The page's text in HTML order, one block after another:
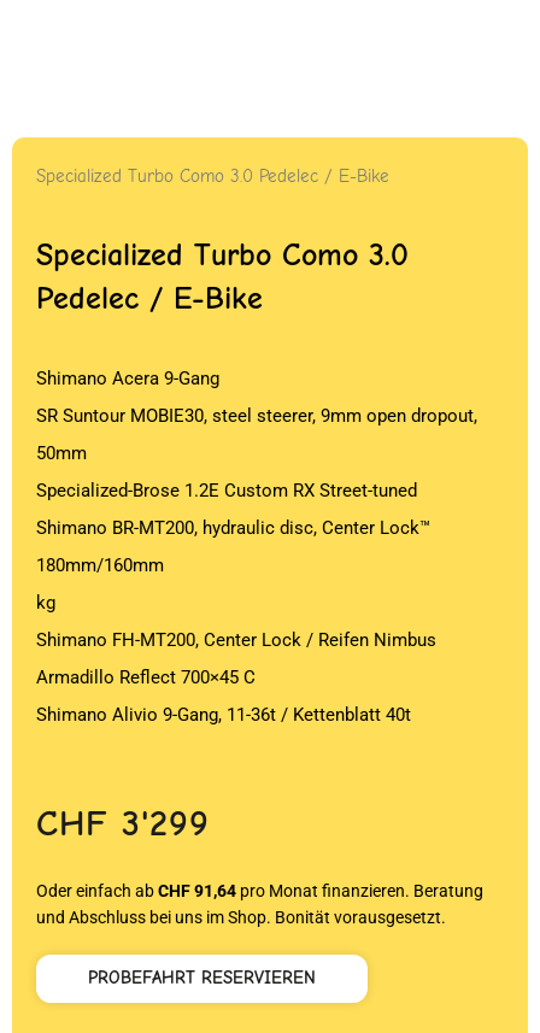
Specialized Turbo Como 3.0 Pedelec / E-Bike
Specialized Turbo Como 3.0
Pedelec / E-Bike
Shimano Acera 9-Gang
SR Suntour MOBIE30, steel steerer, 9mm open dropout,
50mm
Specialized-Brose 1.2E Custom RX Street-tuned
Shimano BR-MT200, hydraulic disc, Center Lock™
180mm/160mm
kg
Shimano FH-MT200, Center Lock / Reifen Nimbus
Armadillo Reflect 700×45 C
Shimano Alivio 9-Gang, 11-36t / Kettenblatt 40t
CHF 3'299
Oder einfach abCHF 91,64 pro Monat finanzieren. Beratung
und Abschluss bei uns im Shop. Bonität vorausgesetzt.
PROBEFAHRT RESERVIEREN